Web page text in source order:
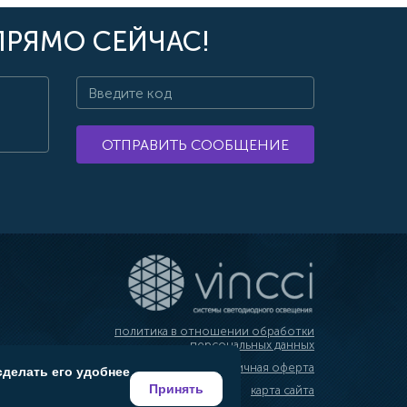
СЕЙЧАС!
ОТПРАВИТЬ СООБЩЕНИЕ
политика в отношении обработки
персональных данных
публичная оферта
карта сайта
его удобнее
Принять